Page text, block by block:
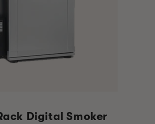
Digital Smoker